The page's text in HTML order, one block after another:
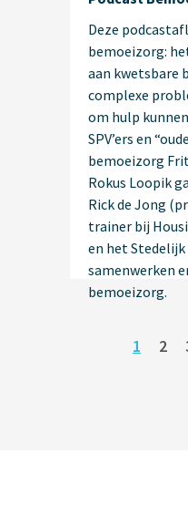
Deze
bemoeizorg:
aan kwetsbare
complexe
om hulp
SPV’ers en
bemoeizorg
Rokus Loopik
Rick de Jong
trainer bij
en het
samenwerken
bemoeizorg.
1
2